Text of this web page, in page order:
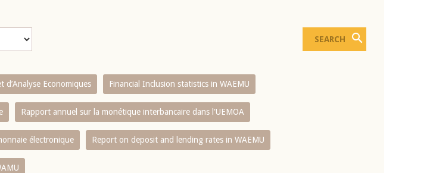
d’Analyse Economiques Financial Inclusion statistics in WAEMU
Rapport annuel sur la monétique interbancaire dans l'UEMOA
électronique Report on deposit and lending rates in WAEMU